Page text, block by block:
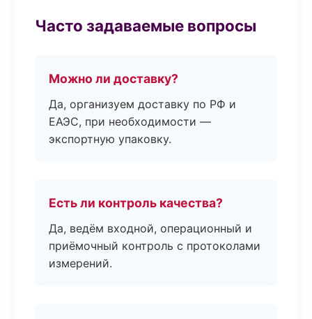
Часто задаваемые вопросы
Можно ли доставку?
Да, организуем доставку по РФ и
ЕАЭС, при необходимости —
экспортную упаковку.
Есть ли контроль качества?
Да, ведём входной, операционный и
приёмочный контроль с протоколами
измерений.